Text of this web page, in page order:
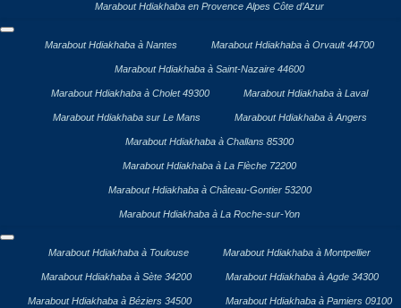
Marabout Hdiakhaba en Provence Alpes Côte d’Azur
Marabout Hdiakhaba à Nantes Marabout Hdiakhaba à Orvault 44700
Marabout Hdiakhaba à Saint-Nazaire 44600
Marabout Hdiakhaba à Cholet 49300 Marabout Hdiakhaba à Laval
Marabout Hdiakhaba sur Le Mans Marabout Hdiakhaba à Angers
Marabout Hdiakhaba à Challans 85300
Marabout Hdiakhaba à La Flèche 72200
Marabout Hdiakhaba à Château-Gontier 53200
Marabout Hdiakhaba à La Roche-sur-Yon
Marabout Hdiakhaba à Toulouse Marabout Hdiakhaba à Montpellier
Marabout Hdiakhaba à Sète 34200 Marabout Hdiakhaba à Agde 34300
Marabout Hdiakhaba à Béziers 34500 Marabout Hdiakhaba à Pamiers 09100